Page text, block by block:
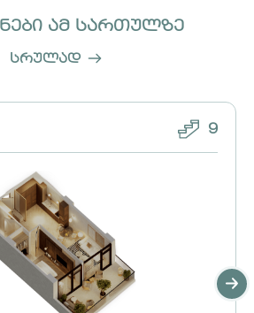
ამ სართულზე
სრულად
9